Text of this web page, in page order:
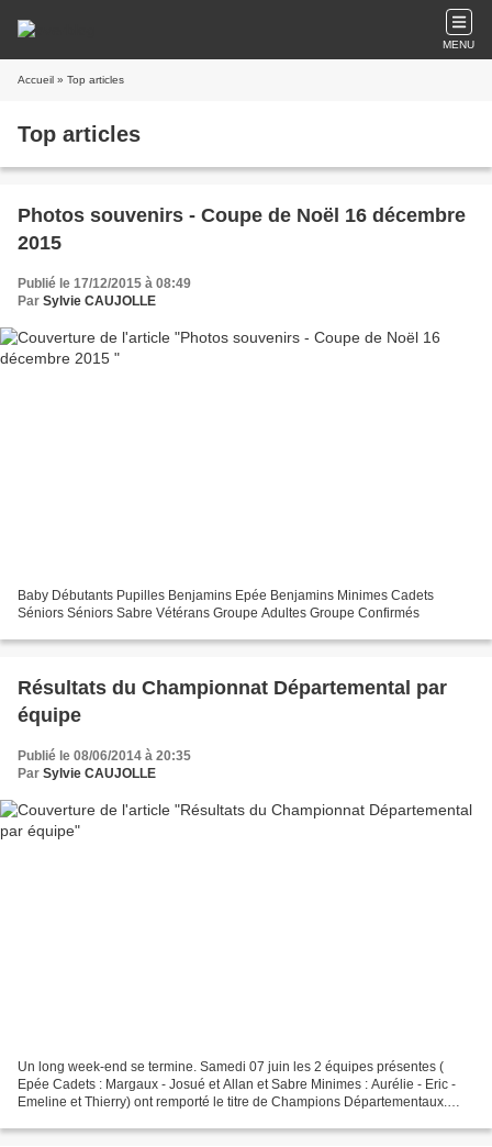
MENU
Accueil » Top articles
Top articles
Photos souvenirs - Coupe de Noël 16 décembre
2015
Publié le 17/12/2015 à 08:49
Par Sylvie CAUJOLLE
Baby Débutants Pupilles Benjamins Epée Benjamins Minimes Cadets
Séniors Séniors Sabre Vétérans Groupe Adultes Groupe Confirmés
Résultats du Championnat Départemental par
équipe
Publié le 08/06/2014 à 20:35
Par Sylvie CAUJOLLE
Un long week-end se termine. Samedi 07 juin les 2 équipes présentes (
Epée Cadets : Margaux - Josué et Allan et Sabre Minimes : Aurélie - Eric -
Emeline et Thierry) ont remporté le titre de Champions Départementaux.